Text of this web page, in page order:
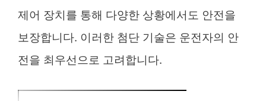
제어 장치를 통해 다양한 상황에서도 안전을
보장합니다. 이러한 첨단 기술은 운전자의 안
전을 최우선으로 고려합니다.